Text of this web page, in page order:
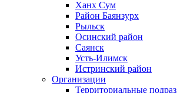
Ханх Сум
Район Баянзурх
Рыльск
Осинский район
Саянск
Усть-Илимск
Истринский район
Организации
Территориальные